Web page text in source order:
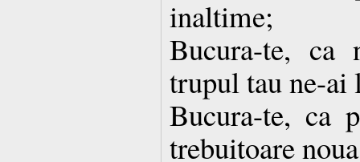
inaltime;
Bucura-te, ca
trupul tau ne-ai
Bucura-te, ca
trebuitoare